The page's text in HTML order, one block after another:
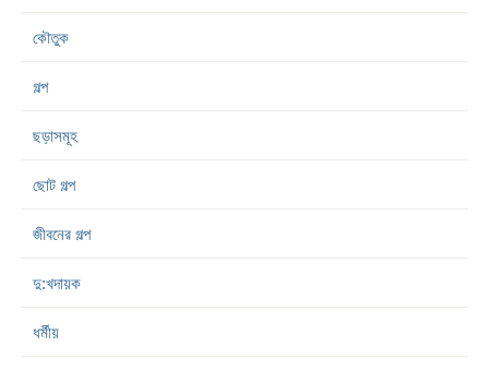
কৌতুক
গল্প
ছড়াসমূহ
ছোট গল্প
জীবনের গল্প
দু:খদায়ক
ধর্মীয়